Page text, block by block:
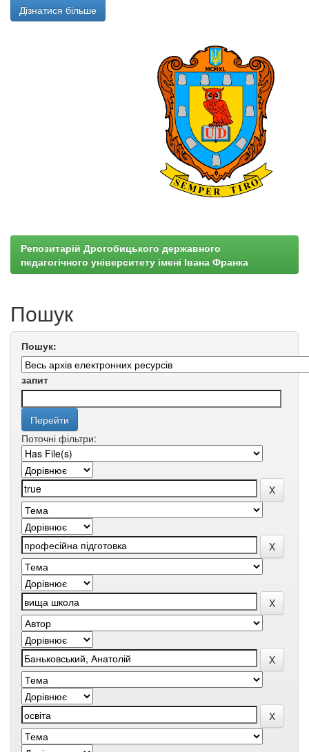
Дізнатися більше
Репозитарій Дрогобицького державного
педагогічного університету імені Івана Франка
Пошук
Пошук:
запит
Поточні фільтри: